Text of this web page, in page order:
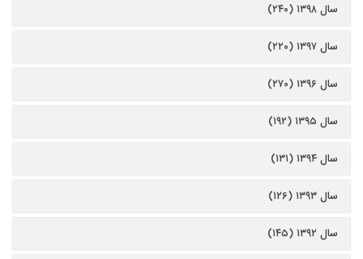
سال ۱۳۹۸ (۲۴۰)
سال ۱۳۹۷ (۲۲۰)
سال ۱۳۹۶ (۲۷۰)
سال ۱۳۹۵ (۱۹۲)
سال ۱۳۹۴ (۱۳۱)
سال ۱۳۹۳ (۱۲۶)
سال ۱۳۹۲ (۱۴۵)